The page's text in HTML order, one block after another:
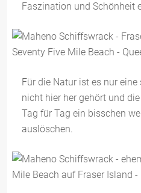
Faszination und Schönheit
Für die Natur ist es nur
nicht hier her gehört und
Tag für Tag ein bisschen
auslöschen.